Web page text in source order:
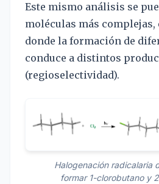
Este mismo análisis se
moléculas más complejas,
donde la formación de
conduce a distintos
(regioselectividad).
Halogenación radicalaria
formar 1-clorobutano y